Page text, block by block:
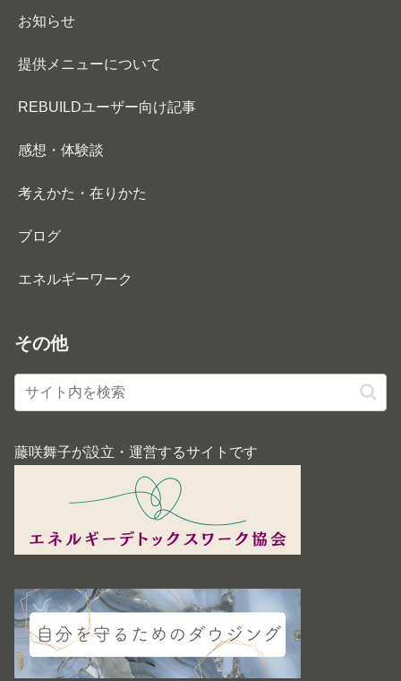
お知らせ
提供メニューについて
REBUILDユーザー向け記事
感想・体験談
考えかた・在りかた
ブログ
エネルギーワーク
その他
藤咲舞子が設立・運営するサイトです